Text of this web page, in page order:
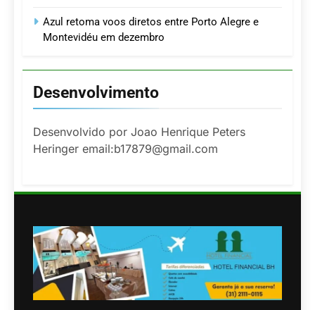
Azul retoma voos diretos entre Porto Alegre e
Montevidéu em dezembro
Desenvolvimento
Desenvolvido por Joao Henrique Peters
Heringer email:b17879@gmail.com